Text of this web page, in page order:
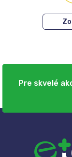
Pre skvelé